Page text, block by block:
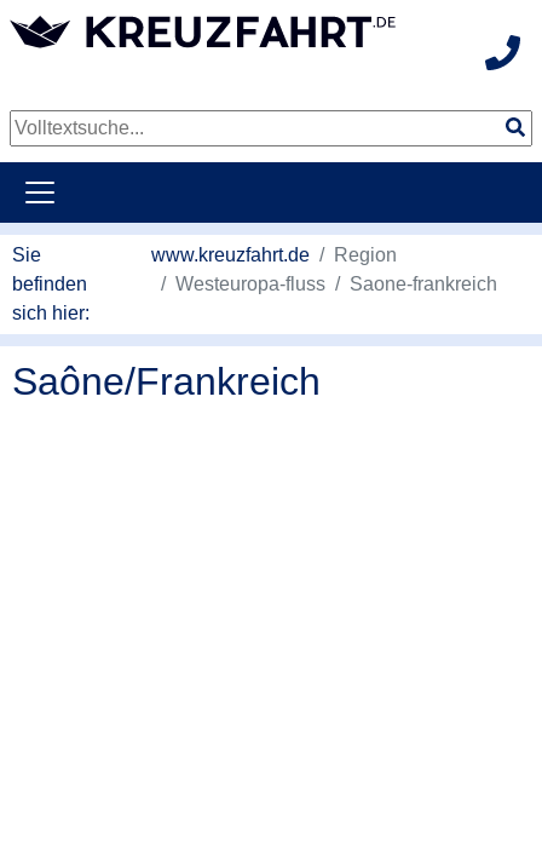
Sie
befinden
sich hier:
www.kreuzfahrt.de
Region
Westeuropa-fluss
Saone-frankreich
Saône/Frankreich